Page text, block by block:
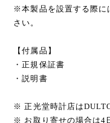
※本製品を設置する際に
さい。
【付属品】
・正規保証書
・説明書
※ 正光堂時計店は
※ お取り寄せの場合は4